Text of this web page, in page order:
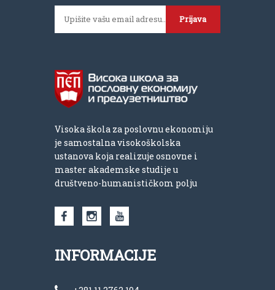
Prijava
Visoka škola za poslovnu ekonomiju
je samostalna visokoškolska
ustanova koja realizuje osnovne i
master akademske studije u
društveno-humanističkom polju
INFORMACIJE